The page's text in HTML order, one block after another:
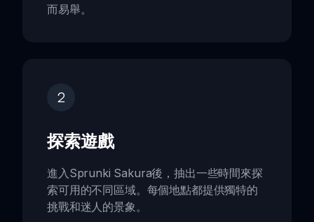
而易舉。
2
探索遊戲
進入Sprunki Sakura後，抽出一些時間來探
索可用的不同區域。每個地點都提供獨特的
挑戰和迷人的景象。